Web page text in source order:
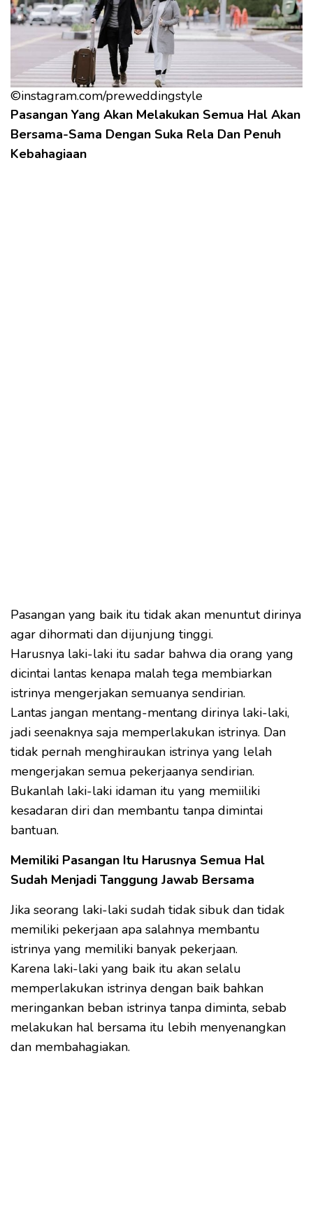
©instagram.com/preweddingstyle
Pasangan Yang Akan Melakukan Semua Hal Akan
Bersama-Sama Dengan Suka Rela Dan Penuh
Kebahagiaan
Pasangan yang baik itu tidak akan menuntut dirinya
agar dihormati dan dijunjung tinggi.
Harusnya laki-laki itu sadar bahwa dia orang yang
dicintai lantas kenapa malah tega membiarkan
istrinya mengerjakan semuanya sendirian.
Lantas jangan mentang-mentang dirinya laki-laki,
jadi seenaknya saja memperlakukan istrinya. Dan
tidak pernah menghiraukan istrinya yang lelah
mengerjakan semua pekerjaanya sendirian.
Bukanlah laki-laki idaman itu yang memiiliki
kesadaran diri dan membantu tanpa dimintai
bantuan.
Memiliki Pasangan Itu Harusnya Semua Hal
Sudah Menjadi Tanggung Jawab Bersama
Jika seorang laki-laki sudah tidak sibuk dan tidak
memiliki pekerjaan apa salahnya membantu
istrinya yang memiliki banyak pekerjaan.
Karena laki-laki yang baik itu akan selalu
memperlakukan istrinya dengan baik bahkan
meringankan beban istrinya tanpa diminta, sebab
melakukan hal bersama itu lebih menyenangkan
dan membahagiakan.